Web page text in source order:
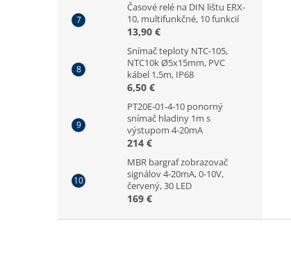
Časové relé na DIN lištu ERX-
10, multifunkčné, 10 funkcií
13,90 €
Snímač teploty NTC-105,
NTC10k Ø5x15mm, PVC
kábel 1,5m, IP68
6,50 €
PT20E-01-4-10 ponorný
snímač hladiny 1m s
výstupom 4-20mA
214 €
MBR bargraf zobrazovač
signálov 4-20mA, 0-10V,
červený, 30 LED
169 €